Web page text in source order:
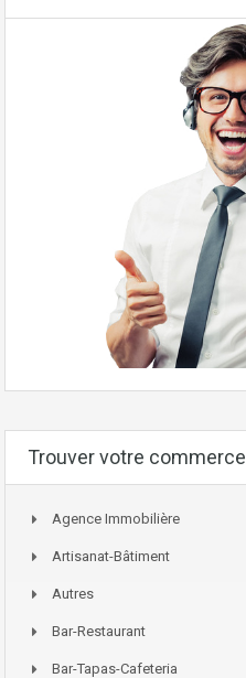
Trouver votre commerce
Agence Immobilière
Artisanat-Bâtiment
Autres
Bar-Restaurant
Bar-Tapas-Cafeteria